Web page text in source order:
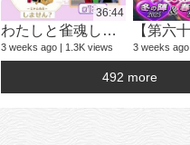
36:44
わたしと雀魂しません？ 第13回目内田真礼とおはなししません！？
3 weeks ago 1.3K views 3 weeks ago
492 more